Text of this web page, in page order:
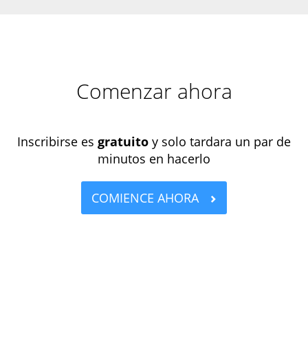
Comenzar ahora
Inscribirse es gratuito y solo tardara un par de
minutos en hacerlo
COMIENCE AHORA